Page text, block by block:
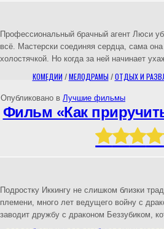
Профессиональный брачный агент Люси
всё. Мастерски соединяя сердца, сама
холостячкой. Но когда за ней начинает
КОМЕДИИ /МЕЛОДРАМЫ /ОТДЫХ И
Опубликовано в Лучшие фильмы
Фильм «Как
Подростку Иккингу не слишком близки
племени, много лет ведущего войну с
заводит дружбу с драконом Беззубиком,